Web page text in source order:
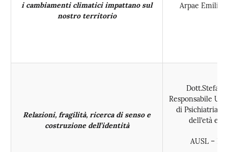
i cambiamenti climatici impattano sul
nostro territorio
Arpae Emilia
Relazioni, fragilità, ricerca di senso e
costruzione dell’identità
Responsabile
di Psichiatria e
dell’età
AUSL –